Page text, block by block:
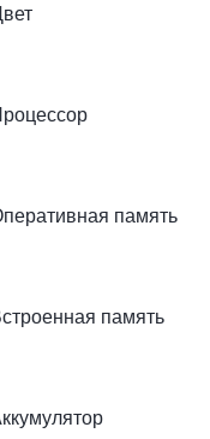
память
память